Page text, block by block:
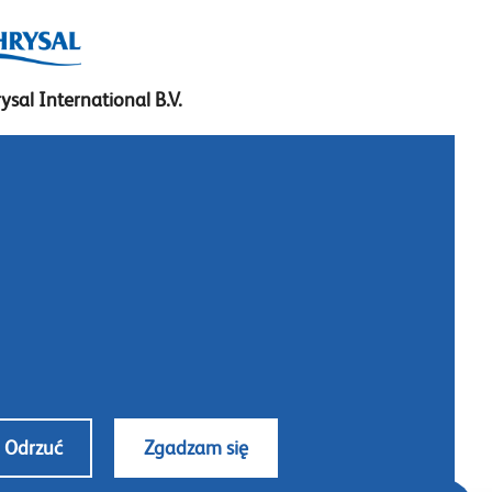
International B.V.
Odrzuć Zgadzam się